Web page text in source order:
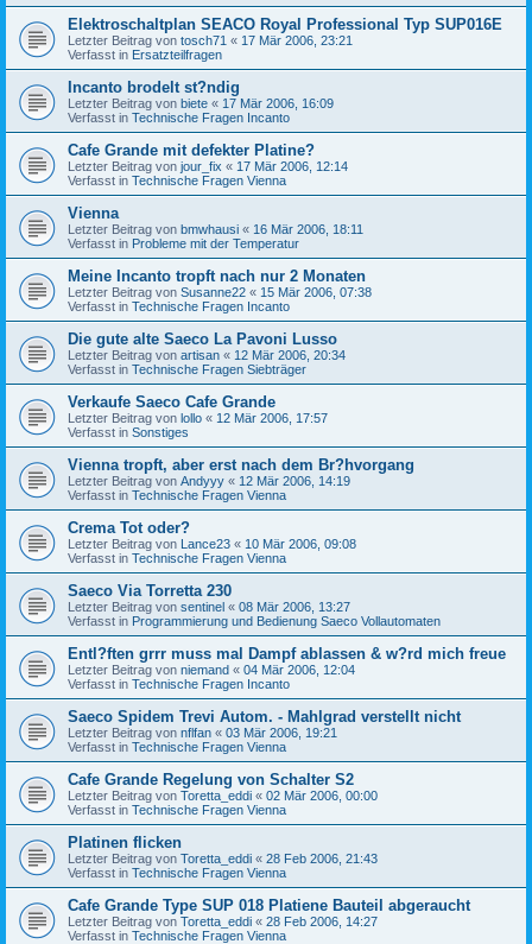
Elektroschaltplan SEACO Royal Professional Typ SUP016E
Letzter Beitrag von tosch71 « 17 Mär 2006, 23:21
Verfasst in Ersatzteilfragen
Incanto brodelt st?ndig
Letzter Beitrag von biete « 17 Mär 2006, 16:09
Verfasst in Technische Fragen Incanto
Cafe Grande mit defekter Platine?
Letzter Beitrag von jour_fix « 17 Mär 2006, 12:14
Verfasst in Technische Fragen Vienna
Vienna
Letzter Beitrag von bmwhausi « 16 Mär 2006, 18:11
Verfasst in Probleme mit der Temperatur
Meine Incanto tropft nach nur 2 Monaten
Letzter Beitrag von Susanne22 « 15 Mär 2006, 07:38
Verfasst in Technische Fragen Incanto
Die gute alte Saeco La Pavoni Lusso
Letzter Beitrag von artisan « 12 Mär 2006, 20:34
Verfasst in Technische Fragen Siebträger
Verkaufe Saeco Cafe Grande
Letzter Beitrag von lollo « 12 Mär 2006, 17:57
Verfasst in Sonstiges
Vienna tropft, aber erst nach dem Br?hvorgang
Letzter Beitrag von Andyyy « 12 Mär 2006, 14:19
Verfasst in Technische Fragen Vienna
Crema Tot oder?
Letzter Beitrag von Lance23 « 10 Mär 2006, 09:08
Verfasst in Technische Fragen Vienna
Saeco Via Torretta 230
Letzter Beitrag von sentinel « 08 Mär 2006, 13:27
Verfasst in Programmierung und Bedienung Saeco Vollautomaten
Entl?ften grrr muss mal Dampf ablassen & w?rd mich freue
Letzter Beitrag von niemand « 04 Mär 2006, 12:04
Verfasst in Technische Fragen Incanto
Saeco Spidem Trevi Autom. - Mahlgrad verstellt nicht
Letzter Beitrag von nflfan « 03 Mär 2006, 19:21
Verfasst in Technische Fragen Vienna
Cafe Grande Regelung von Schalter S2
Letzter Beitrag von Toretta_eddi « 02 Mär 2006, 00:00
Verfasst in Technische Fragen Vienna
Platinen flicken
Letzter Beitrag von Toretta_eddi « 28 Feb 2006, 21:43
Verfasst in Technische Fragen Vienna
Cafe Grande Type SUP 018 Platiene Bauteil abgeraucht
Letzter Beitrag von Toretta_eddi « 28 Feb 2006, 14:27
Verfasst in Technische Fragen Vienna